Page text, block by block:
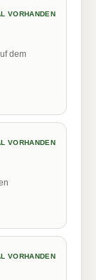
VORHANDEN
dem
VORHANDEN
VORHANDEN